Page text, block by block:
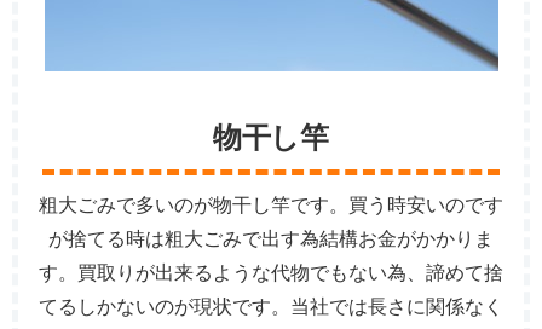
物干し竿
粗大ごみで多いのが物干し竿です。買う時安いのです
が捨てる時は粗大ごみで出す為結構お金がかかりま
す。買取りが出来るような代物でもない為、諦めて捨
てるしかないのが現状です。当社では長さに関係なく